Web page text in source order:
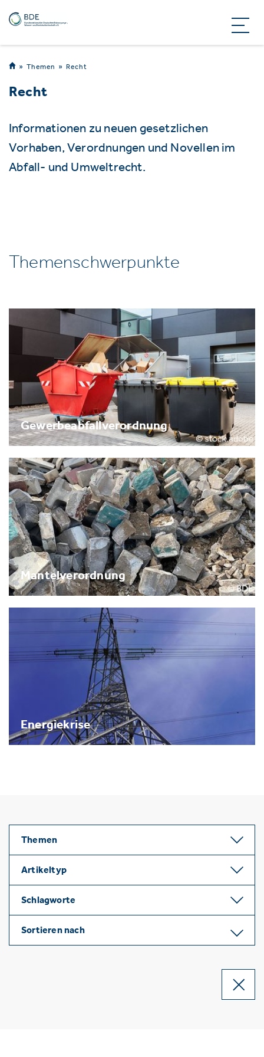
Themen Recht
Recht
Informationen zu neuen gesetzlichen
Vorhaben, Verordnungen und Novellen im
Abfall- und Umweltrecht.
Themenschwerpunkte
Gewerbeabfallverordnung
Mantelverordnung
Energiekrise
Themen
Artikeltyp
Schlagworte
Sortieren nach